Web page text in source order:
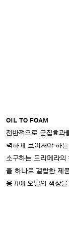
OIL TO FOAM
전반적으로 군집효과
력하게 보여져야 하
소구하는 프리메라의
을 하나로 결합한 제
용기에 오일의 색상